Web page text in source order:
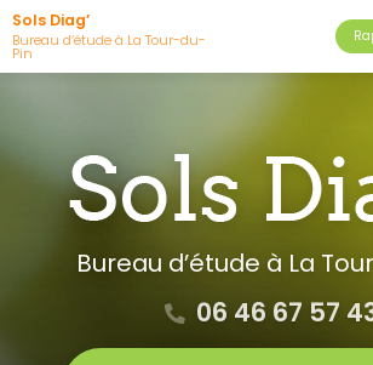
Aller
au
contenu
Sols Diag’
Bureau d’étude à La Tour-du-
Pin
Bureau d’étude à La
06 46 67 57